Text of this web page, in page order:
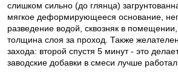
слишком сильно (до глянца)
мягкое деформирующееся основание,
разведение водой, сквозняк в
толщина слоя за проход. Также
захода: второй спустя 5 минут - это
заводские добавки в смеси лучше